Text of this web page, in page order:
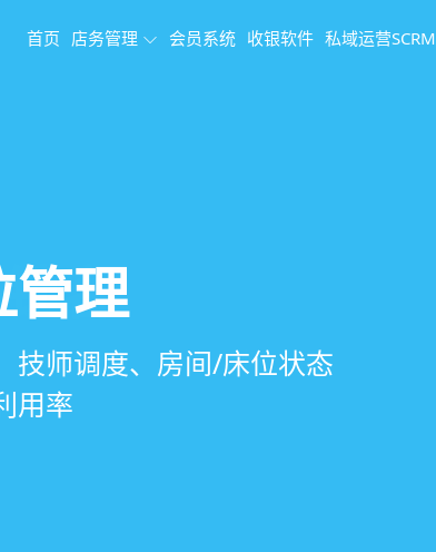
首页 店务管理 会员系统 收银软件 私域运营SCRM
理系统
、服务、会员、财务、营
客
精准营销、客户关怀，提
管理
技师调度、房间/床位状态
用率
果追踪
案执行、效果对比，数据